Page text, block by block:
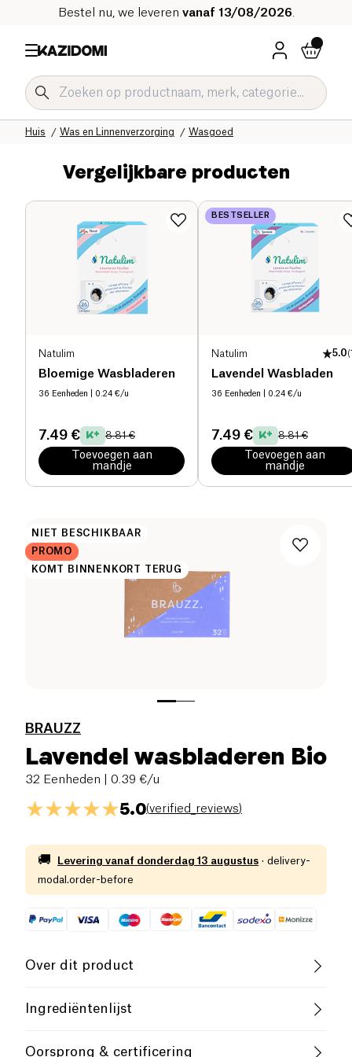
Bestel nu, we leveren vanaf 13/08/2026
Wasgoed
Was en Linnenverzorging
Huis
Onze biologische catalogus
Home
Vergelijkbare producten
Natulim
Bloemige Wasbladeren
36 Eenheden | 0.24 €/u
7.49 € 8.81 €
Toevoegen aan
mandje
BESTSELLER
Natulim 5.0(
Lavendel Wasbladen
36 Eenheden | 0.24 €/u
7.49 € 8.81 €
Toevoegen aan
mandje
NIET BESCHIKBAAR
PROMO
KOMT BINNENKORT TERUG
BRAUZZ
Lavendel wasbladeren Bio
32 Eenheden | 0.39 €/u
5.0(verified_reviews)
🚚 Levering vanaf donderdag 13 augustus · delivery-
modal.order-before
Over dit product
Vegan Biologisch
Ingrediëntenlijst
ETHOXYLATED, POLYVINYL ALCOHOL, WATER,
Oorsprong & certificering